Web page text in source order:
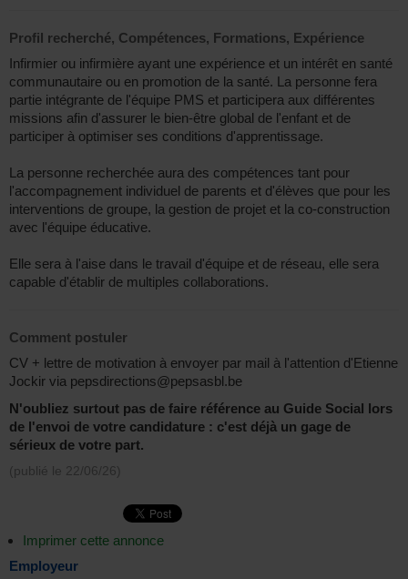
Profil recherché, Compétences, Formations, Expérience
Infirmier ou infirmière ayant une expérience et un intérêt en santé
communautaire ou en promotion de la santé. La personne fera
partie intégrante de l'équipe PMS et participera aux différentes
missions afin d'assurer le bien-être global de l'enfant et de
participer à optimiser ses conditions d'apprentissage.
La personne recherchée aura des compétences tant pour
l'accompagnement individuel de parents et d'élèves que pour les
interventions de groupe, la gestion de projet et la co-construction
avec l'équipe éducative.
Elle sera à l'aise dans le travail d'équipe et de réseau, elle sera
capable d'établir de multiples collaborations.
Comment postuler
CV + lettre de motivation à envoyer par mail à l'attention d'Etienne
Jockir via pepsdirections@pepsasbl.be
N'oubliez surtout pas de faire référence au Guide Social lors
de l'envoi de votre candidature : c'est déjà un gage de
sérieux de votre part.
(publié le 22/06/26
Imprimer cette annonce
Employeur